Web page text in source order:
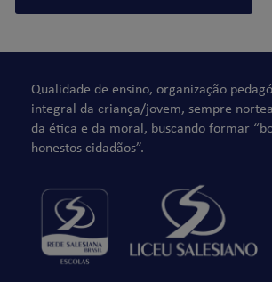
Qualidade de ensino, organização
integral da criança/jovem, sempre
da ética e da moral, buscando formar
honestos cidadãos”.